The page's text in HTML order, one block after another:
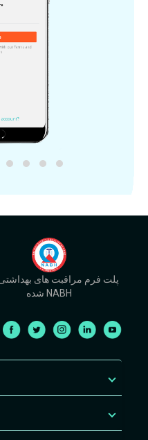
پلت فرم مراقبت های بهداشتی
شده NABH